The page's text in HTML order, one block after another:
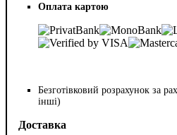
Оплата картою
Безготівковий розрахунок
інші)
Доставка